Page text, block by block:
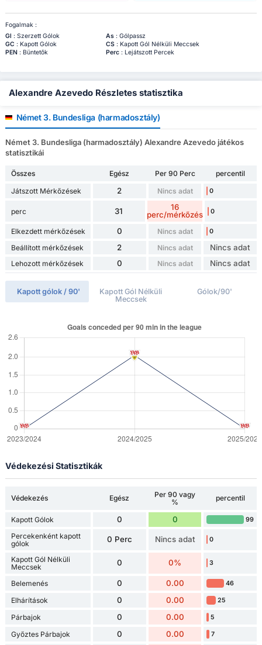
Fogalmak :
Gl : Szerzett Gólok As: Gólpassz
GC : Kapott Gólok CS: Kapott Gól Nélküli Meccsek
PEN : Büntetők Perc: Lejátszott Percek
Alexandre Azevedo Részletes statisztika
Német 3. Bundesliga (harmadosztály)
Német 3. Bundesliga (harmadosztály) Alexandre Azevedo játékos
statisztikái
Összes Egész Per 90 Perc
percentil
Játszott Mérkőzések
2 Nincs adat 0
perc 31
16
perc/mérkőzés
0
Elkezdett mérkőzések 0 Nincs adat 0
Beállított mérkőzések 2 Nincs adat Nincs adat
Lehozott mérkőzések 0 Nincs adat Nincs adat
Kapott gólok / 90'
Kapott Gól Nélküli
Meccsek
Gólok/90'
Védekezési Statisztikák
Védekezés Egész
Per 90 vagy
%
percentil
Kapott Gólok 0 0 99
Percekenként kapott
gólok
0 Perc Nincs adat 0
Kapott Gól Nélküli
Meccsek
0 0% 3
Belemenés 0 0.00 46
Elhárítások 0 0.00 25
Párbajok 0 0.00 5
Győztes Párbajok 0 0.00 7